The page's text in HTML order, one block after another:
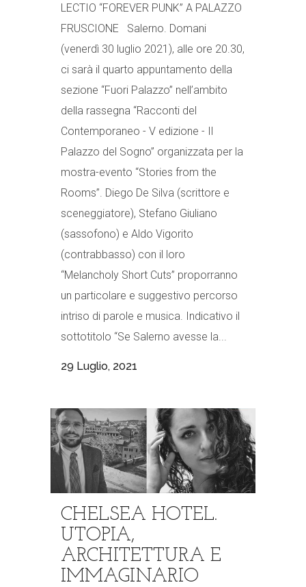
LECTIO “FOREVER PUNK” A PALAZZO
FRUSCIONE Salerno. Domani
(venerdì 30 luglio 2021), alle ore 20.30,
ci sarà il quarto appuntamento della
sezione “Fuori Palazzo” nell’ambito
della rassegna “Racconti del
Contemporaneo - V edizione - Il
Palazzo del Sogno” organizzata per la
mostra-evento “Stories from the
Rooms”. Diego De Silva (scrittore e
sceneggiatore), Stefano Giuliano
(sassofono) e Aldo Vigorito
(contrabbasso) con il loro
“Melancholy Short Cuts” proporranno
un particolare e suggestivo percorso
intriso di parole e musica. Indicativo il
sottotitolo “Se Salerno avesse la...
29 Luglio, 2021
CHELSEA HOTEL.
UTOPIA,
ARCHITETTURA E
IMMAGINARIO